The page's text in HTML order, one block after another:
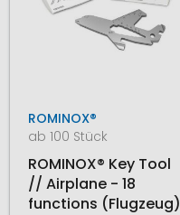
ROMINOX®
ab 100 Stück
ROMINOX® Key Tool
// Airplane - 18
functions (Flugzeug)